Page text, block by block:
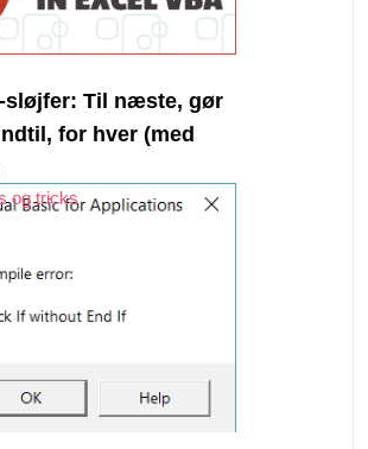
sløjfer: Til næste, gør
for hver (med
og tricks